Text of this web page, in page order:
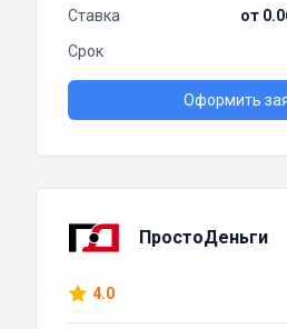
Ставка
от
Срок
Оформить
ПростоДеньги
4.0